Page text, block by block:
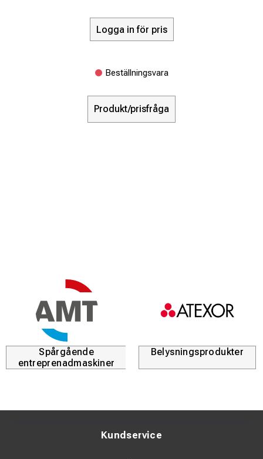
Logga in för pris
Beställningsvara
Produkt/prisfråga
Spårgående
entreprenadmaskiner
Belysningsprodukter
Kundservice